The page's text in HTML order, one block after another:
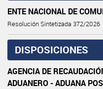
ENTE NACIONAL DE
Resolución Sintetizada 372/2026
DISPOSICIONES
AGENCIA DE
ADUANERO - ADUANA